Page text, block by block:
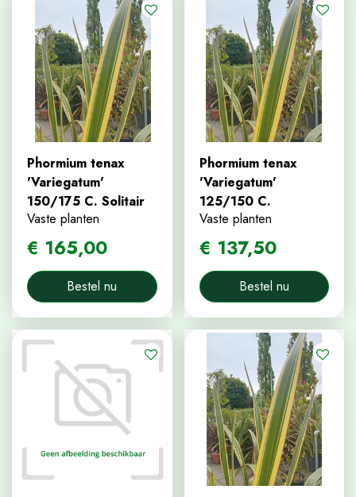
Phormium tenax
'Variegatum'
150/175 C. Solitair
Vaste planten
€ 165,00
Bestel nu
Phormium tenax
'Variegatum'
125/150 C.
Vaste planten
€ 137,50
Bestel nu